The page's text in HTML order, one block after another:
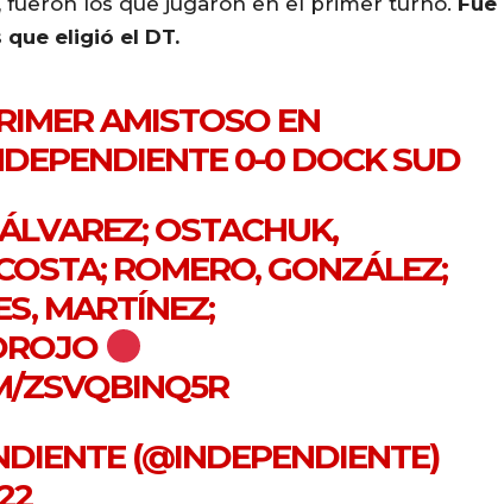
eligió el DT.
AMISTOSO EN
0-0 DOCK SUD
OSTACHUK,
ROMERO, GONZÁLEZ;
MARTÍNEZ;
ZSVQBINQ5R
(@INDEPENDIENTE)